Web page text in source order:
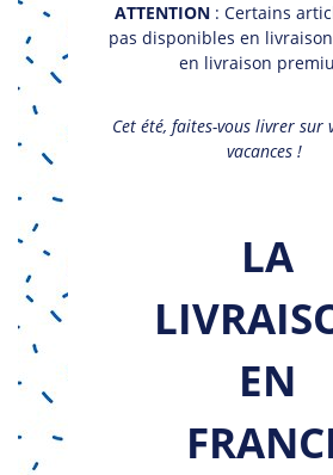
ATTENTION : Certains
pas disponibles en
en livraison
Cet été, faites-vous livrer sur
vacances !
LA
EN